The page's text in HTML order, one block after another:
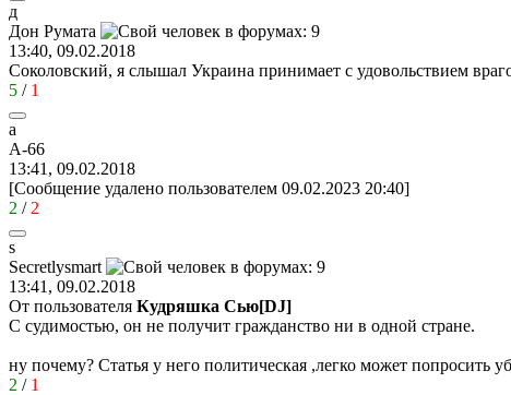
д
Дон Руматa
13:40, 09.02.2018
Соколовский, я слышал Украина принимает с удовольствием
5 / 1
a
A-66
13:41, 09.02.2018
[Сообщение удалено пользователем 09.02.2023 20:40]
2 / 2
s
Secretlysmart
13:41, 09.02.2018
От пользователя Кудряшка Сью[DJ]
С судимостью, он не получит гражданство ни в одной стране.
ну почему? Статья у него политическая ,легко может
2 / 1